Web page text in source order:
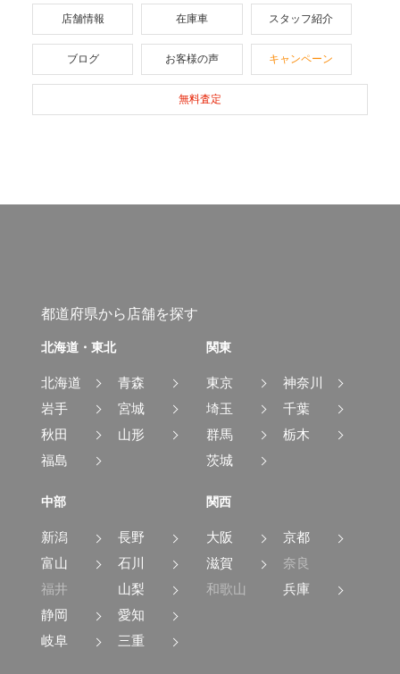
店舗情報 在庫車 スタッフ紹介
ブログ お客様の声 キャンペーン
無料査定
都道府県から店舗を探す
北海道・東北
北海道
青森
岩手
宮城
秋田
山形
福島
関東
東京
神奈川
埼玉
千葉
群馬
栃木
茨城
中部
新潟
長野
富山
石川
福井
山梨
静岡
愛知
岐阜
三重
関西
大阪
京都
滋賀
奈良
和歌山
兵庫